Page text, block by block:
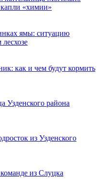
капли «химии»
ямы: ситуацию
как и чем будут кормить
Узденского района
из Узденского
из Слуцка